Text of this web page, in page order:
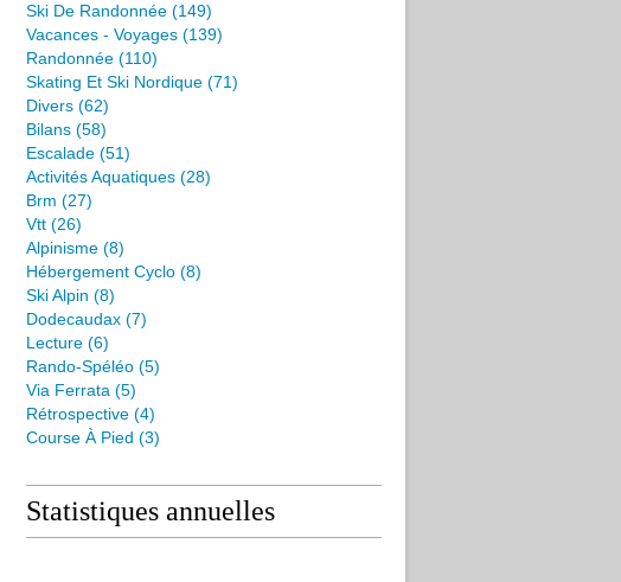
Ski De Randonnée (149)
Vacances - Voyages (139)
Randonnée (110)
Skating Et Ski Nordique (71)
Divers (62)
Bilans (58)
Escalade (51)
Activités Aquatiques (28)
Brm (27)
Vtt (26)
Alpinisme (8)
Hébergement Cyclo (8)
Ski Alpin (8)
Dodecaudax (7)
Lecture (6)
Rando-Spéléo (5)
Via Ferrata (5)
Rétrospective (4)
Course À Pied (3)
Statistiques annuelles